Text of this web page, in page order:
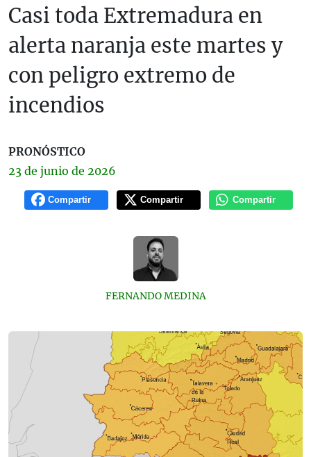
Casi toda Extremadura en
alerta naranja este martes y
con peligro extremo de
incendios
PRONÓSTICO
23 de junio de 2026
Compartir Compartir Compartir
FERNANDO MEDINA